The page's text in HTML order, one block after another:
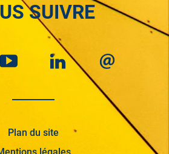
SUIVRE
Plan du site